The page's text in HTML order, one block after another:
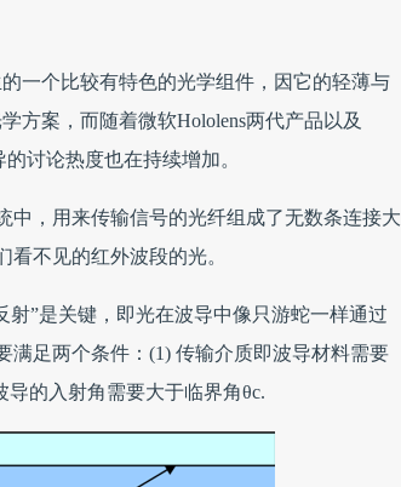
一个比较有特色的光学组件，因它的轻薄与
方案，而随着微软Hololens两代产品以及
讨论热度也在持续增加。
中，用来传输信号的光纤组成了无数条连接大
不见的红外波段的光。
”是关键，即光在波导中像只游蛇一样通过
足两个条件：(1) 传输介质即波导材料需要
导的入射角需要大于临界角θc.